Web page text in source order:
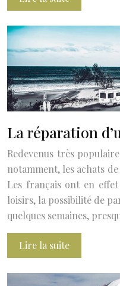
La réparation
Redevenus très
notamment, les achats
Les français ont en
loisirs, la possibilité de
quelques semaines,
Lire la suite